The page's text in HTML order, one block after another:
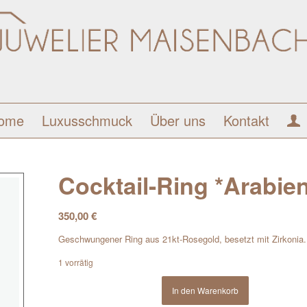
Luxusschmuck Über uns Kontakt
Cocktail-Ring
350,00€
Geschwungener Ring aus 21kt-Rosegold, besetzt mit Zirkonia.
1 vorrätig
In den Warenkorb